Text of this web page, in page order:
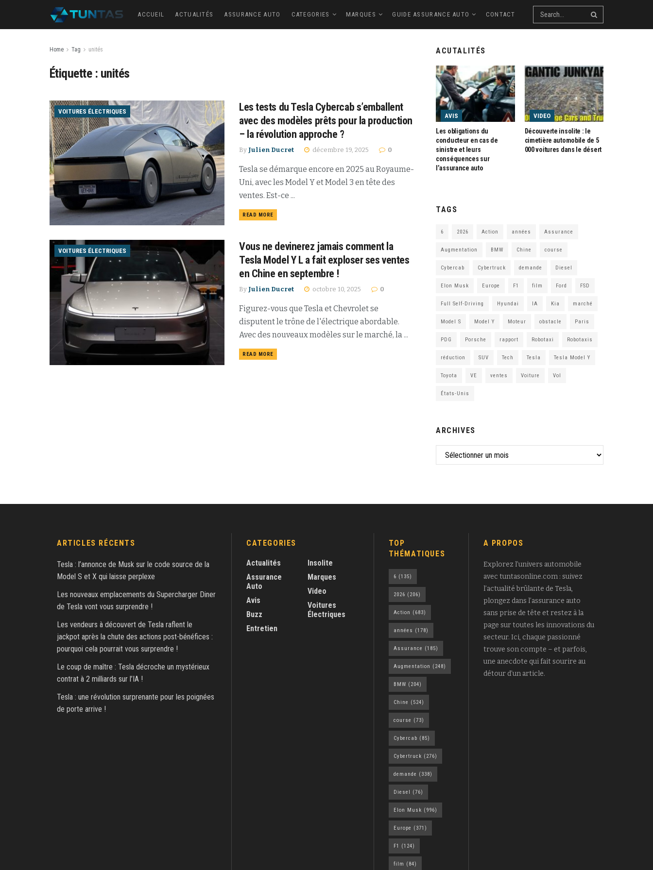
ACCUEIL ACTUALITÉS ASSURANCE AUTO CATEGORIES MARQUES GUIDE ASSURANCE AUTO CONTACT
Home Tag unités
Étiquette : unités
VOITURES ÉLECTRIQUES
Les tests du Tesla Cybercab s’emballent
avec des modèles prêts pour la production
– la révolution approche ?
By Julien Ducret décembre 19, 2025 0
Tesla se démarque encore en 2025 au Royaume-
Uni, avec les Model Y et Model 3 en tête des
ventes. Est-ce ...
READ MORE
VOITURES ÉLECTRIQUES
Vous ne devinerez jamais comment la
Tesla Model Y L a fait exploser ses ventes
en Chine en septembre !
By Julien Ducret octobre 10, 2025 0
Figurez-vous que Tesla et Chevrolet se
disputent le trône de l'électrique abordable.
Avec des nouveaux modèles sur le marché, la ...
READ MORE
ACUTALITÉS
AVIS
Les obligations du
conducteur en cas de
sinistre et leurs
conséquences sur
l’assurance auto
VIDEO
Découverte insolite : le
cimetière automobile de 5
000 voitures dans le désert
TAGS
6 2026 Action années Assurance
Augmentation BMW Chine course
Cybercab Cybertruck demande Diesel
Elon Musk Europe F1 film Ford FSD
Full Self-Driving Hyundai IA Kia marché
Model S Model Y Moteur obstacle Paris
PDG Porsche rapport Robotaxi Robotaxis
réduction SUV Tech Tesla Tesla Model Y
Toyota VE ventes Voiture Vol
États-Unis
ARCHIVES
ARTICLES RÉCENTS
Tesla : l’annonce de Musk sur le code source de la
Model S et X qui laisse perplexe
Les nouveaux emplacements du Supercharger Diner
de Tesla vont vous surprendre !
Les vendeurs à découvert de Tesla raflent le
jackpot après la chute des actions post-bénéfices :
pourquoi cela pourrait vous surprendre !
Le coup de maître : Tesla décroche un mystérieux
contrat à 2 milliards sur l’IA !
Tesla : une révolution surprenante pour les poignées
de porte arrive !
CATEGORIES
Actualités
Assurance
Auto
Avis
Buzz
Entretien
Insolite
Marques
Video
Voitures
Électriques
TOP
THÉMATIQUES
6 (135)
2026 (206)
Action (683)
années (178)
Assurance (185)
Augmentation (248)
BMW (204)
Chine (524)
course (73)
Cybercab (85)
Cybertruck (276)
demande (338)
Diesel (76)
Elon Musk (996)
Europe (371)
F1 (124)
film (84)
A PROPOS
Explorez l’univers automobile
avec tuntasonline.com : suivez
l’actualité brûlante de Tesla,
plongez dans l’assurance auto
sans prise de tête et restez à la
page sur toutes les innovations du
secteur. Ici, chaque passionné
trouve son compte – et parfois,
une anecdote qui fait sourire au
détour d’un article.